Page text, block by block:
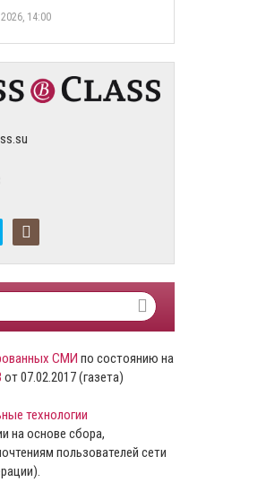
14:00
СМИ по состоянию на
от 07.02.2017 (газета)
технологии
на основе сбора,
пользователей сети